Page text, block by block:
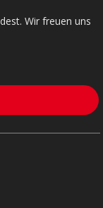
Wir freuen uns